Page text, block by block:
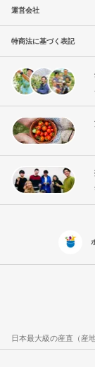
運営会社
特商法に基づく表記
日本最大級の産直（産